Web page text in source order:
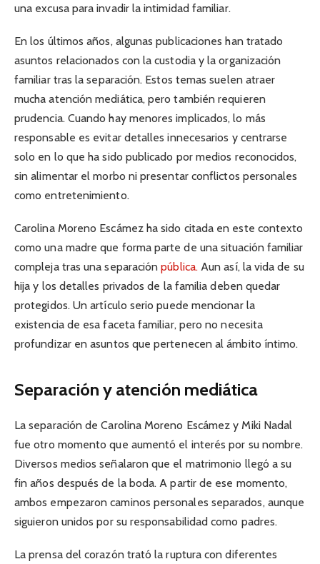
una excusa para invadir la intimidad familiar.
En los últimos años, algunas publicaciones han tratado
asuntos relacionados con la custodia y la organización
familiar tras la separación. Estos temas suelen atraer
mucha atención mediática, pero también requieren
prudencia. Cuando hay menores implicados, lo más
responsable es evitar detalles innecesarios y centrarse
solo en lo que ha sido publicado por medios reconocidos,
sin alimentar el morbo ni presentar conflictos personales
como entretenimiento.
Carolina Moreno Escámez ha sido citada en este contexto
como una madre que forma parte de una situación familiar
compleja tras una separaciónpública.Aun así, la vida de su
hija y los detalles privados de la familia deben quedar
protegidos. Un artículo serio puede mencionar la
existencia de esa faceta familiar, pero no necesita
profundizar en asuntos que pertenecen al ámbito íntimo.
Separación y atención mediática
La separación de Carolina Moreno Escámez y Miki Nadal
fue otro momento que aumentó el interés por su nombre.
Diversos medios señalaron que el matrimonio llegó a su
fin años después de la boda. A partir de ese momento,
ambos empezaron caminos personales separados, aunque
siguieron unidos por su responsabilidad como padres.
La prensa del corazón trató la ruptura con diferentes